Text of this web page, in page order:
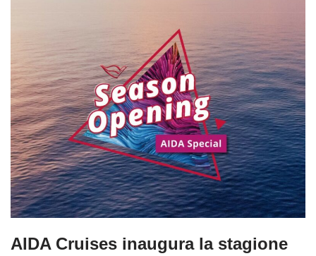
AIDA Cruises inaugura la stagione